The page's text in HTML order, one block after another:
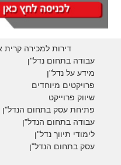
דירות למכירה קרית
עבודה בתחום נדל"ן
מידע על נדל"ן
פרויקטים מיוחדים
שיווק פרוייקט
פתיחת עסק בתחום הנדל"ן
עבודה בתחום הנדל"ן
לימודי תיווך נדל"ן
עסק בתחום הנדל"ן